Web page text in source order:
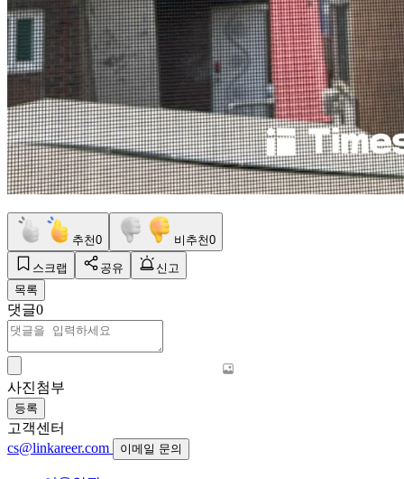
추천0 비추천0
스크랩 공유
신고
목록
댓글0
사진첨부
등록
고객센터
cs@linkareer.com
이메일 문의